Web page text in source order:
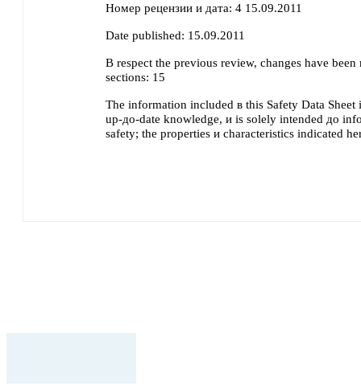
Номер рецензии и дата: 4 15.09.2011
Date published: 15.09.2011
В respect the previous review, changes have
sections: 15
The information included в this Safety Data Sheet
up-до-date knowledge, и is solely intended до
safety; the properties и characteristics indicated